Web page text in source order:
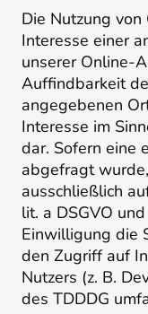
Die Nutzung
Interesse einer
unserer Online-
Auffindbarkeit
angegebenen
Interesse im
dar. Sofern eine
abgefragt
ausschließlich
lit. a DSGVO
Einwilligung die
den Zugriff auf
Nutzers (z. B.
des TDDDG